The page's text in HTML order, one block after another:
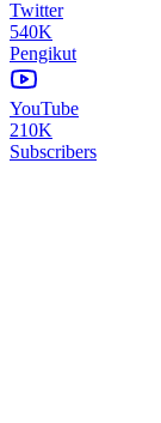
Twitter
540K
Pengikut
YouTube
210K
Subscribers